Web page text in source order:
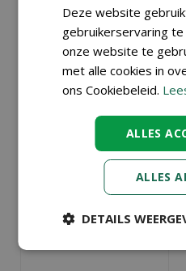
Deze website
gebruikerservaring
onze website te
met alle cookies in
ons Cookiebeleid.
ALLES
ALLES
DETAILS